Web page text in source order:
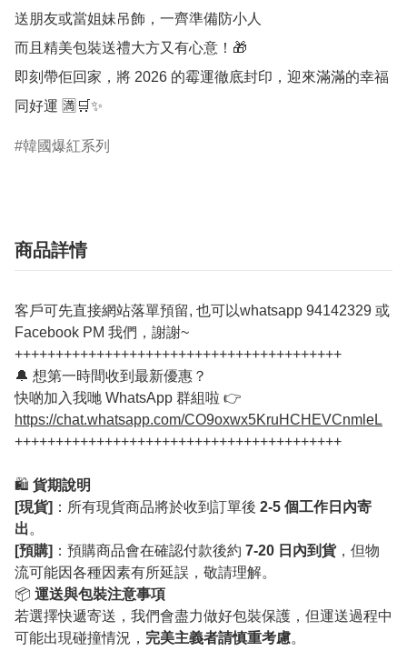
送朋友或當姐妹吊飾，一齊準備防小人
而且精美包裝送禮大方又有心意！🎁
即刻帶佢回家，將 2026 的霉運徹底封印，迎來滿滿的幸福
同好運 🈵🛒✨
韓國爆紅系列
商品詳情
客戶可先直接網站落單預留, 也可以whatsapp 94142329 或
Facebook PM 我們，謝謝~
++++++++++++++++++++++++++++++++++++++++
🔔 想第一時間收到最新優惠？
快啲加入我哋 WhatsApp 群組啦 👉
https://chat.whatsapp.com/CO9oxwx5KruHCHEVCnmleL
++++++++++++++++++++++++++++++++++++++++
🛍️ 貨期說明
[現貨] ：所有現貨商品將於收到訂單後 2-5 個工作日內寄
出。
[預購] ：預購商品會在確認付款後約 7-20 日內到貨，但物
流可能因各種因素有所延誤，敬請理解。
📦 運送與包裝注意事項
若選擇快遞寄送，我們會盡力做好包裝保護，但運送過程中
可能出現碰撞情況， 完美主義者請慎重考慮。